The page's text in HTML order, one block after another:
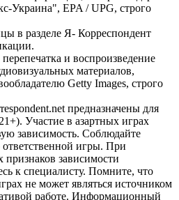
Украина", EPA / UPG, строго
в разделе Я- Корреспондент
и воспроизведение
материалов,
Getty Images, строго
предназначены для
Участие в азартных играх
зависимость. Соблюдайте
игры. При
зависимости
к специалисту. Помните, что
не может являться источником
работе. Информационный